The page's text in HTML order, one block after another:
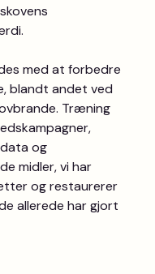
med at forbedre
blandt andet ved
Træning
og
midler, vi har
og restaurerer
allerede har gjort